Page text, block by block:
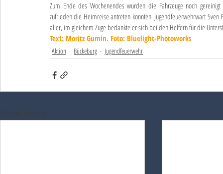
Zum Ende des Wochenendes wurden die Fahrzeuge noch
zufrieden die Heimreise antreten konnten. Jugendfeuerwehrwart
aller, im gleichem Zuge bedankte er sich bei den Helfern für die
Text: Moritz Gumin. Foto: Bluelight-Photoworks
Aktion Bückeburg Jugendfeuerwehr
Aktuelle Beiträge